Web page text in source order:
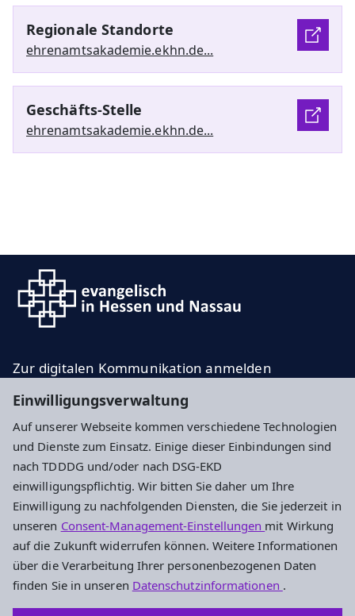
Einwilligungsverwaltung
Auf unserer Webseite kommen verschiedene Technologien
und Dienste zum Einsatz. Einige dieser Einbindungen sind
nach TDDDG und/oder nach DSG-EKD
einwilligungspflichtig. Wir bitten Sie daher um Ihre
Einwilligung zu nachfolgenden Diensten, die Sie jederzeit in
unseren Consent-Management-Einstellungen mit Wirkung
auf die Zukunft widerrufen können. Weitere Informationen
über die Verarbeitung Ihrer personenbezogenen Daten
finden Sie in unseren Datenschutzinformationen .
Regionale Standorte
ehrenamtsakademie.ekhn.de...
Geschäfts-Stelle
ehrenamtsakademie.ekhn.de...
Zur digitalen Kommunikation anmelden
ekhn.de
Ergebnisse Wahl 2021
Impressum Datenschutz Cookie-Einstellungen
Adresse
Evangelische Kirche in Hessen und Nassau
Paulusplatz 1
64285 Darmstadt